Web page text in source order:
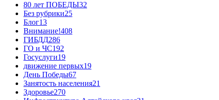
80 лет ПОБЕДЫ32
Без рубрики25
Блог13
Внимание!408
ГИБДД286
ГО и ЧС192
Госуслуги19
движение первых19
День Победы67
Занятость населения21
Здоровье270